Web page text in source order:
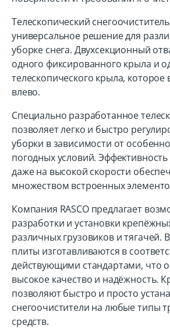
Телескопический
универсальное решение для
уборке снега. Двухсекционный
одного фиксированного крыла и
телескопического крыла, которое
влево.
Специально разработанное
позволяет легко и быстро
уборки в зависимости от
погодных условий. Эффективность
даже на высокой скорости
множеством встроенных
Компания RASCO предлагает
разработки и установки
различных грузовиков и тягачей.
плиты изготавливаются в
действующими стандартами, что
высокое качество и надёжность.
позволяют быстро и просто
снегоочистители на любые типы
средств.